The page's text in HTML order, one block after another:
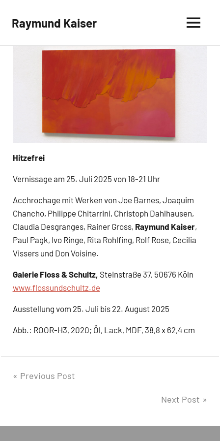
Raymund Kaiser
Archiv
Hitzefrei
Vernissage am 25. Juli 2025 von 18-21 Uhr
Acchrochage mit Werken von Joe Barnes, Joaquim
Chancho, Philippe Chitarrini, Christoph Dahlhausen,
Claudia Desgranges, Rainer Gross, Raymund Kaiser,
Paul Pagk, Ivo Ringe, Rita Rohlfing, Rolf Rose, Cecilia
Vissers und Don Voisine.
Galerie Floss & Schultz, Steinstraße 37, 50676 Köln
www.flossundschultz.de
Ausstellung vom 25. Juli bis 22. August 2025
Abb.: ROOR-H3, 2020; Öl, Lack, MDF, 38,8 x 62,4 cm
Post
Previous Post
Next Post